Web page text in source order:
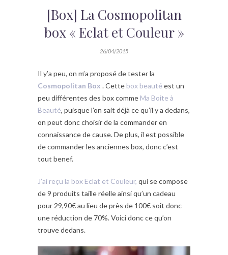
[Box] La Cosmopolitan
box « Eclat et Couleur »
26/04/2015
Il y’a peu, on m’a proposé de tester la
Cosmopolitan Box . Cette box beauté est un
peu différentes des box comme Ma Boite à
Beauté, puisque l’on sait déjà ce qu’il y a dedans,
on peut donc choisir de la commander en
connaissance de cause. De plus, il est possible
de commander les anciennes box, donc c’est
tout benef.
J’ai reçu la box Eclat et Couleur, qui se compose
de 9 produits taille réelle ainsi qu’un cadeau
pour 29,90€ au lieu de près de 100€ soit donc
une réduction de 70%. Voici donc ce qu’on
trouve dedans.